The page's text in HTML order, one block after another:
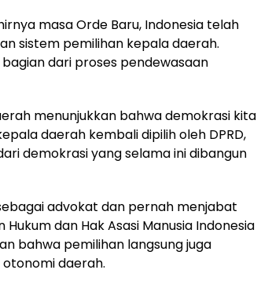
masa Orde Baru, Indonesia telah
sistem pemilihan kepala daerah.
dari proses pendewasaan
menunjukkan bahwa demokrasi kita
daerah kembali dipilih oleh DPRD,
demokrasi yang selama ini dibangun
advokat dan pernah menjabat
dan Hak Asasi Manusia Indonesia
bahwa pemilihan langsung juga
daerah.